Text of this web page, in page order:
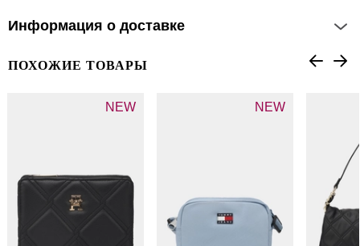
Информация о доставке
ПОХОЖИЕ ТОВАРЫ
NEW NEW